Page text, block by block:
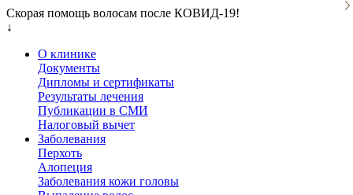
Скорая помощь волосам после КОВИД-19!
↓
О клинике
Документы
Дипломы и сертификаты
Результаты лечения
Публикации в СМИ
Налоговый вычет
Заболевания
Перхоть
Алопеция
Заболевания кожи головы